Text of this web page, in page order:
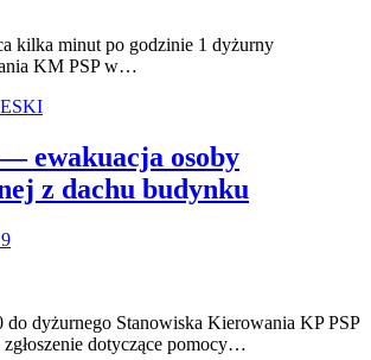
kilka minut po godzinie 1 dyżurny
KM PSP w…
ewakuacja osoby
z dachu budynku
do dyżurnego Stanowiska Kierowania KP PSP
zgłoszenie dotyczące pomocy…